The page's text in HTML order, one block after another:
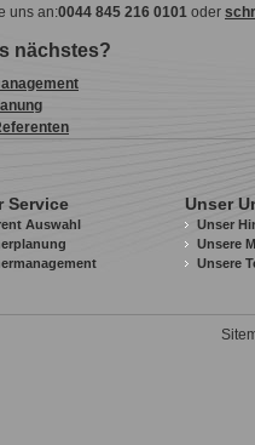
uns an:0044 845 216 0101 oder
nächstes?
Service
Auswahl
Unser
Unser
Unsere
Unsere